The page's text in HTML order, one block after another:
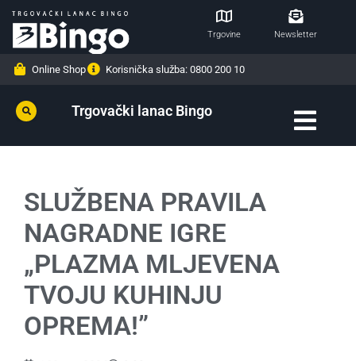
Trgovine Newsletter
Online Shop Korisnička služba: 0800 200 10
Trgovački lanac Bingo
SLUŽBENA PRAVILA
NAGRADNE IGRE
„PLAZMA MLJEVENA
TVOJU KUHINJU
OPREMA!”